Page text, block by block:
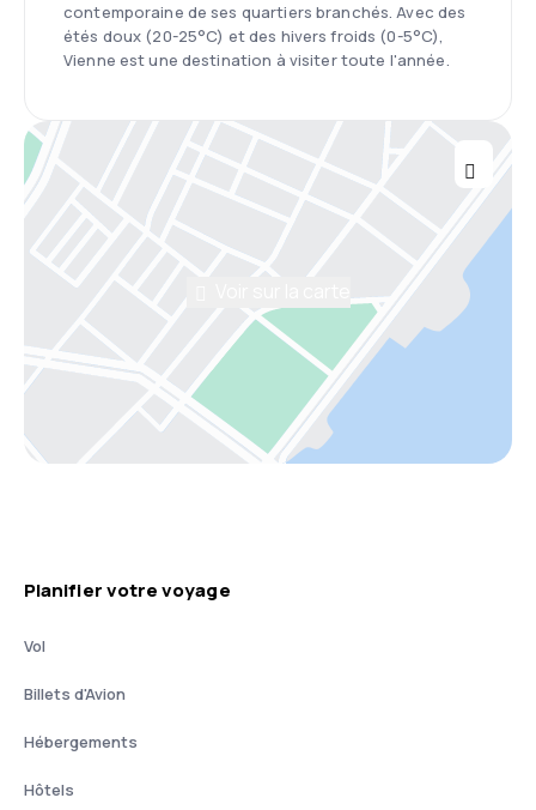
contemporaine de ses quartiers branchés. Avec des
étés doux (20-25°C) et des hivers froids (0-5°C),
Vienne est une destination à visiter toute l'année.
Planifier votre voyage
Vol
Billets d'Avion
Hébergements
Hôtels